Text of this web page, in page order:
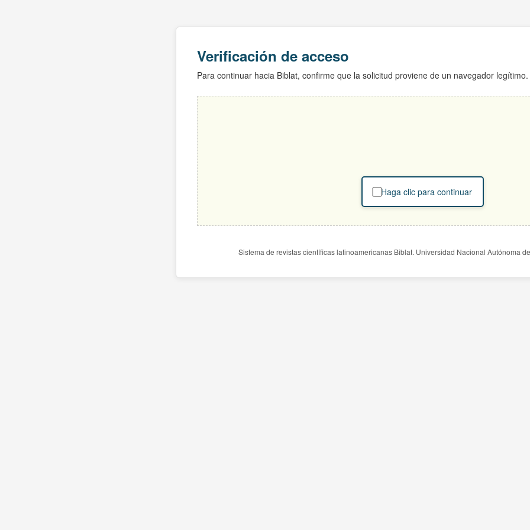
Verificación de acceso
Para continuar hacia Biblat, confirme que la solicitud proviene de un navegador legítimo.
Haga clic para continuar
Sistema de revistas científicas latinoamericanas Biblat. Universidad Nacional Autónoma